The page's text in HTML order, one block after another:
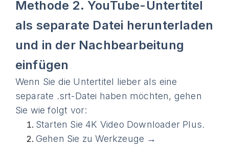
Methode 2. YouTube-Untertitel
als separate Datei herunterladen
und in der Nachbearbeitung
einfügen
Wenn Sie die Untertitel lieber als eine
separate .srt-Datei haben möchten, gehen
Sie wie folgt vor:
Starten Sie 4K Video Downloader Plus.
Gehen Sie zu Werkzeuge →